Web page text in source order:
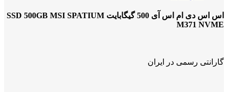
اس اس دی ام اس آی 500 گیگابایت SSD 500GB MSI SPATIUM
M371 NVME
گارانتی رسمی در ایران